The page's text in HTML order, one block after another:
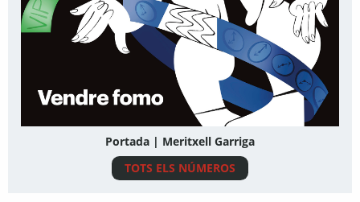
Portada | Meritxell Garriga
TOTS ELS NÚMEROS